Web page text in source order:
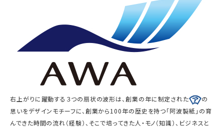
右上がりに躍動する３つの扇状の波形は、創業の年に制定された
の
思いをデザインモチーフに、創業から100年の歴史を持つ「阿波製紙」の育
んできた時間の流れ（経験）、そこで培ってきた人・モノ（知識）、ビジネスと